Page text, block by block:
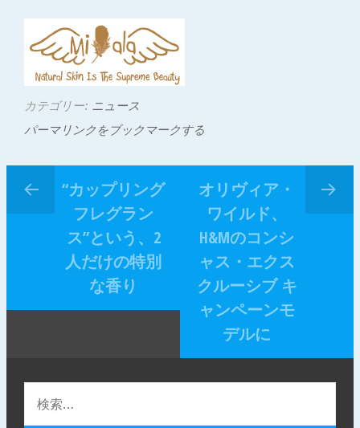
カテゴリー: ニュース
パーマリンクをブックマークする
“カップリング
フレグラン
ス”という、2
人だけの特別
な香り
オリヴィア・
ワイルド、
H&Mのコンシ
ャス・エクス
クルーシブ キ
ャンペーンモ
デルに